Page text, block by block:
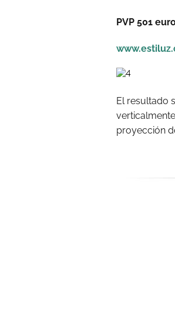
PVP 501
El resultado
proyección